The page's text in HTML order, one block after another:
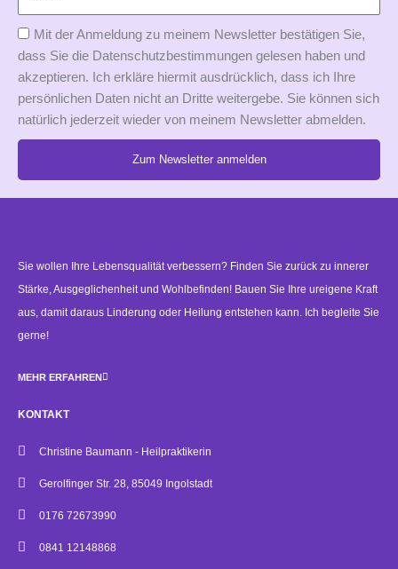
Mit der Anmeldung zu meinem Newsletter bestätigen Sie,
dass Sie die Datenschutzbestimmungen gelesen haben und
akzeptieren. Ich erkläre hiermit ausdrücklich, dass ich Ihre
persönlichen Daten nicht an Dritte weitergebe. Sie können sich
natürlich jederzeit wieder von meinem Newsletter abmelden.
Zum Newsletter anmelden
Sie wollen Ihre Lebensqualität verbessern? Finden Sie zurück zu innerer
Stärke, Ausgeglichenheit und Wohlbefinden! Bauen Sie Ihre ureigene Kraft
aus, damit daraus Linderung oder Heilung entstehen kann. Ich begleite Sie
gerne!
MEHR ERFAHREN
KONTAKT
Christine Baumann - Heilpraktikerin
Gerolfinger Str. 28, 85049 Ingolstadt
0176 72673990
0841 12148868